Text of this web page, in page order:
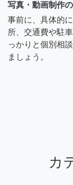
写真・動画制作
事前に、具体的
所、交通費や駐
っかりと個別相
ましょう。
カ